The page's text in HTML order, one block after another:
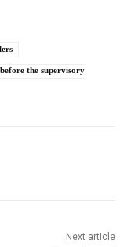
the supervisory
Next article